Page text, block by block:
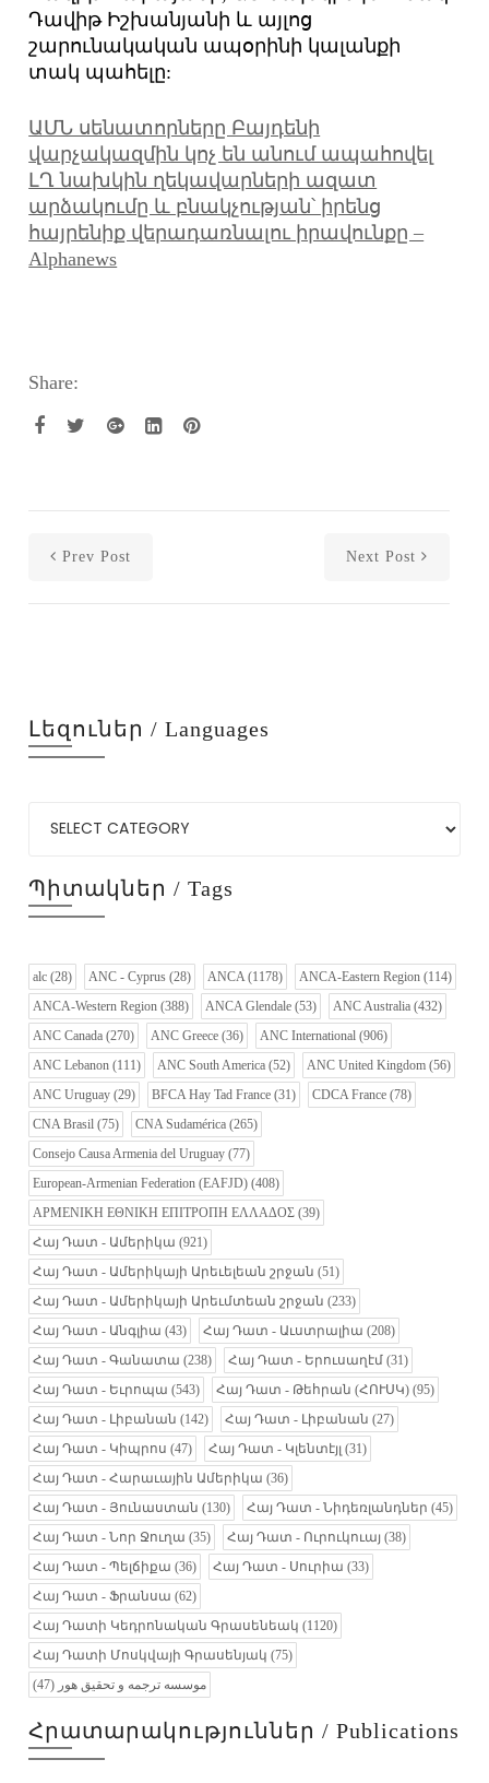
Դավիթ Իշխանյանի և այլոց
շարունակական ապօրինի կալանքի
տակ պահելը:
ԱՄՆ սենատորները Բայդենի
վարչակազմին կոչ են անում ապահովել
ԼՂ նախկին ղեկավարների ազատ
արձակումը և բնակչության՝ իրենց
հայրենիք վերադառնալու իրավունքը –
Alphanews
Share:
Prev Post Next Post
Լեզուներ / Languages
Պիտակներ / Tags
alc (28) ANC - Cyprus (28) ANCA (1178) ANCA-Eastern Region (114)
ANCA-Western Region (388) ANCA Glendale (53) ANC Australia (432)
ANC Canada (270) ANC Greece (36) ANC International (906)
ANC Lebanon (111) ANC South America (52) ANC United Kingdom (56)
ANC Uruguay (29) BFCA Hay Tad France (31) CDCA France (78)
CNA Brasil (75) CNA Sudamérica (265)
Consejo Causa Armenia del Uruguay (77)
European-Armenian Federation (EAFJD) (408)
ΑΡΜΕΝΙΚΗ ΕΘΝΙΚΗ ΕΠΙΤΡΟΠΗ ΕΛΛΑΔΟΣ (39)
Հայ Դատ - Ամերիկա (921)
Հայ Դատ - Ամերիկայի Արեւելեան շրջան (51)
Հայ Դատ - Ամերիկայի Արեւմտեան շրջան (233)
Հայ Դատ - Անգլիա (43) Հայ Դատ - Աւստրալիա (208)
Հայ Դատ - Գանատա (238) Հայ Դատ - Երուսաղէմ (31)
Հայ Դատ - Եւրոպա (543) Հայ Դատ - Թեհրան (ՀՈՒՍԿ) (95)
Հայ Դատ - Լիբանան (142) Հայ Դատ - Լիբանան (27)
Հայ Դատ - Կիպրոս (47) Հայ Դատ - Կլենտէյլ (31)
Հայ Դատ - Հարաւային Ամերիկա (36)
Հայ Դատ - Յունաստան (130) Հայ Դատ - Նիդեռլանդներ (45)
Հայ Դատ - Նոր Ջուղա (35) Հայ Դատ - Ուրուկուայ (38)
Հայ Դատ - Պելճիքա (36) Հայ Դատ - Սուրիա (33)
Հայ Դատ - Ֆրանսա (62)
Հայ Դատի Կեդրոնական Գրասենեակ (1120)
Հայ Դատի Մոսկվայի Գրասենյակ (75)
موسسه ترجمه و تحقیق هور (47)
Հրատարակություններ / Publications